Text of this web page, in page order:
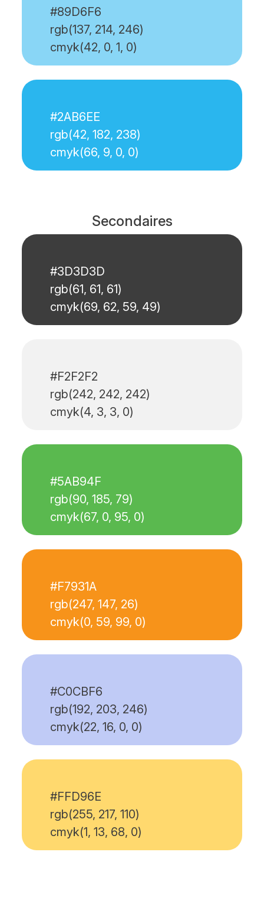
#89D6F6
rgb(137, 214, 246)
cmyk(42, 0, 1, 0)
#2AB6EE
rgb(42, 182, 238)
cmyk(66, 9, 0, 0)
Secondaires
#3D3D3D
rgb(61, 61, 61)
cmyk(69, 62, 59, 49)
#F2F2F2
rgb(242, 242, 242)
cmyk(4, 3, 3, 0)
#5AB94F
rgb(90, 185, 79)
cmyk(67, 0, 95, 0)
#F7931A
rgb(247, 147, 26)
cmyk(0, 59, 99, 0)
#C0CBF6
rgb(192, 203, 246)
cmyk(22, 16, 0, 0)
#FFD96E
rgb(255, 217, 110)
cmyk(1, 13, 68, 0)